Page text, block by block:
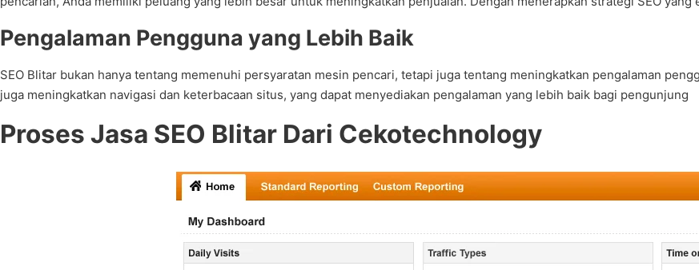
Pengalaman Pengguna yang Lebih Baik
SEO Blitar bukan hanya tentang memenuhi persyaratan mesin pencari, tetapi juga tentang meningkatkan pengalaman
juga meningkatkan navigasi dan keterbacaan situs, yang dapat menyediakan pengalaman yang lebih baik bagi pengunjung
Proses Jasa SEO Blitar Dari Cekotechnology